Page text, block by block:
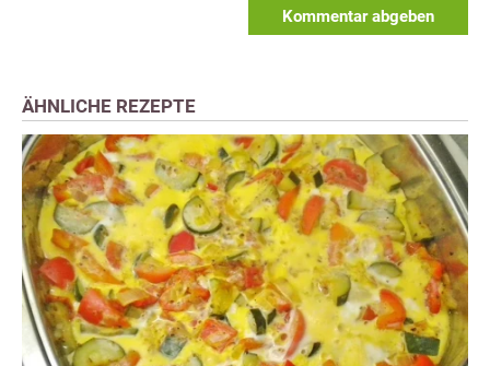
Kommentar abgeben
ÄHNLICHE REZEPTE